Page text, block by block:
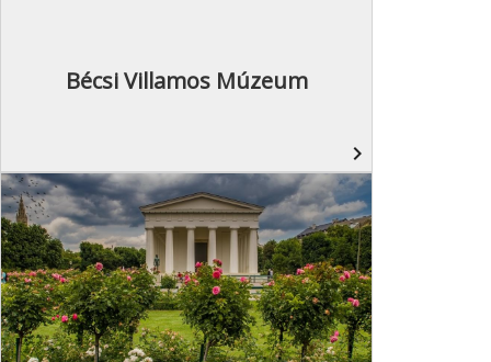
Bécsi Villamos Múzeum
navigate_next